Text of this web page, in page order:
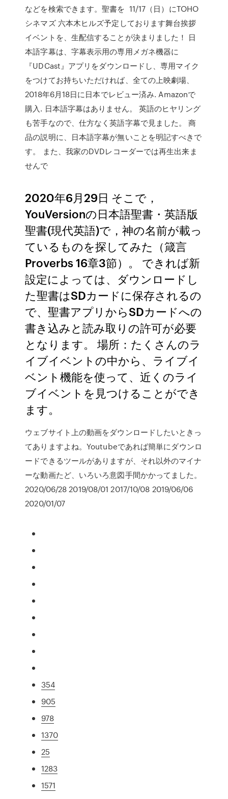
などを検索できます。聖書を 11/17（日）にTOHO
シネマズ 六本木ヒルズ予定しております舞台挨拶
イベントを、生配信することが決まりました！ 日
本語字幕は、字幕表示用の専用メガネ機器に
『UDCast』アプリをダウンロードし、専用マイク
をつけてお持ちいただければ、全ての上映劇場、
2018年6月18日に日本でレビュー済み. Amazonで
購入. 日本語字幕はありません。 英語のヒヤリング
も苦手なので、仕方なく英語字幕で見ました。 商
品の説明に、日本語字幕が無いことを明記すべきで
す。 また、我家のDVDレコーダーでは再生出来ま
せんで
2020年6月29日 そこで，
YouVersionの日本語聖書・英語版
聖書(現代英語)で，神の名前が載っ
ているものを探してみた（箴言
Proverbs 16章3節）。 できれば新
設定によっては、ダウンロードし
た聖書はSDカードに保存されるの
で、聖書アプリからSDカードへの
書き込みと読み取りの許可が必要
となります。 場所：たくさんのラ
イブイベントの中から、ライブイ
ベント機能を使って、近くのライ
ブイベントを見つけることができ
ます。
ウェブサイト上の動画をダウンロードしたいときっ
てありますよね。Youtubeであれば簡単にダウンロ
ードできるツールがありますが、それ以外のマイナ
ーな動画たど、いろいろ意図手間かかってました。
2020/06/28 2019/08/01 2017/10/08 2019/06/06
2020/01/07
354
905
978
1370
25
1283
1571